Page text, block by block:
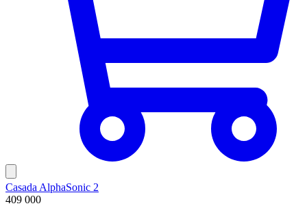
Casada AlphaSonic 2
409 000